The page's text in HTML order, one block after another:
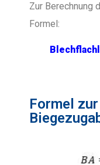
Zur Berechnung
Formel:
Formel